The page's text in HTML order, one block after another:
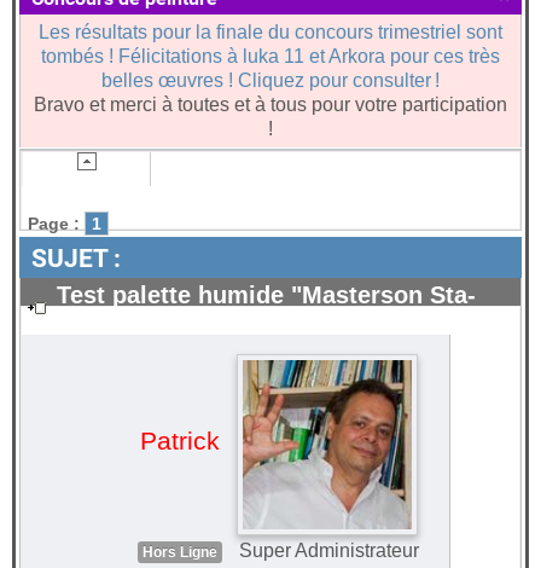
Les résultats pour la finale du concours trimestriel sont
tombés ! Félicitations à luka 11 et Arkora pour ces très
belles œuvres ! Cliquez pour consulter !
Bravo et merci à toutes et à tous pour votre participation
!
Page : 1
SUJET :
Test palette humide "Masterson Sta-
Patrick
Hors Ligne
Super Administrateur